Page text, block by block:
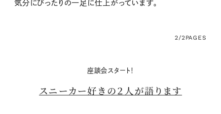
気分にぴったりの一足に仕上がっています。
2/2 PAGES
座談会スタート！
スニーカー好きの２人が語ります